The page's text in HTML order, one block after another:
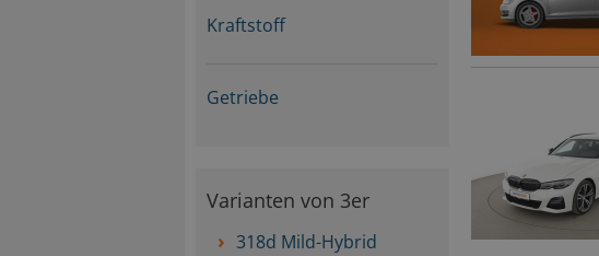
Kraftstoff
Getriebe
Varianten von 3er
318d Mild-Hybrid